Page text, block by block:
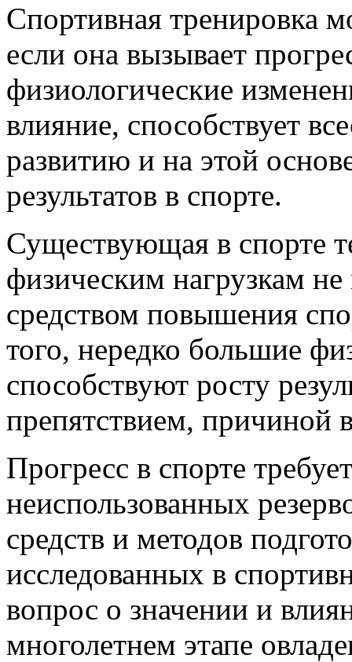
Спортивная тренировка
если она вызывает
физиологические
влияние, способствует
развитию и на этой
результатов в спорте.
Существующая в спорте
физическим нагрузкам
средством повышения
того, нередко большие
способствуют росту
препятствием, причиной
Прогресс в спорте
неиспользованных
средств и методов
исследованных в
вопрос о значении и
многолетнем этапе